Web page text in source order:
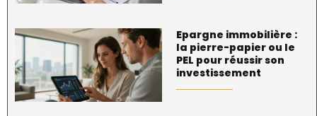
Epargne immobilière :
la pierre-papier ou le
PEL pour réussir son
investissement